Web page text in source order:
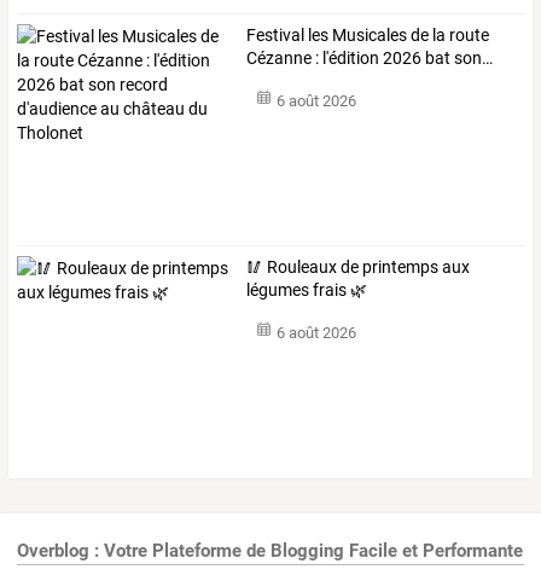
Festival les Musicalesde la route
Cézanne : l'édition 2026 bat son…
6 août 2026
🥢 Rouleaux de printemps aux
légumes frais 🌿
6 août 2026
Overblog : Votre Plateforme de Blogging Facile et Performante